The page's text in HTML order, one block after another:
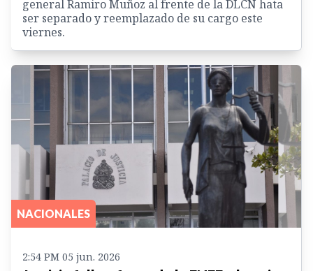
general Ramiro Muñoz al frente de la DLCN hata
ser separado y reemplazado de su cargo este
viernes.
NACIONALES
2:54 PM 05 jun. 2026